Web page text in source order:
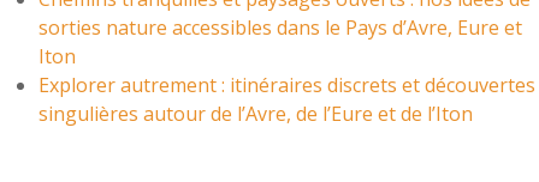
sorties nature accessibles dans le Pays d’Avre, Eure et
Iton
Explorer autrement : itinéraires discrets et découvertes
singulières autour de l’Avre, de l’Eure et de l’Iton